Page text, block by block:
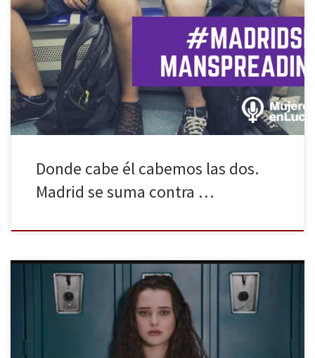
“Si los dos pagamos el mismo billete por qué tú te empeñas en
ocupar el doble” escribe @maraylucy en Twitter con el hashtag
#MadridSinManspreading. El colectivo feminista «Mujeres En
Lucha» inició el lunes esta campaña en redes sociales para
concienciar sobre el manspreading y, de de paso, pedir a la
presidenta de […]
Donde cabe él cabemos las dos.
Madrid se suma contra …
Trece veces ha actuado el patriarcado, trece veces es el
responsable del suicidio de Hannah Baker. La serie
norteamericana Por trece razones ha dado mucho de qué hablar,